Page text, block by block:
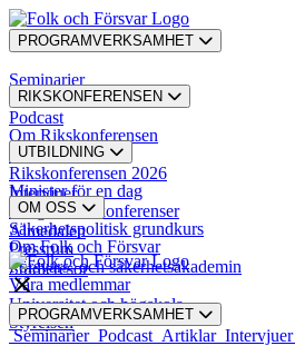
PROGRAMVERKSAMHET
Seminarier
Podcast
Artiklar
Intervjuer
Almedalen
Studieresor
RIKSKONFERENSEN
Om Rikskonferensen
Rikskonferensen 2026
Tidigare rikskonferenser
Pressrum
UTBILDNING
Minister för en dag
Säkerhetspolitisk grundkurs
Försvars- och säkerhetsakademin
Universitet och högskola
OM OSS
Om Folk och Försvar
Våra medlemmar
Styrelsen
PROGRAMVERKSAMHET
Seminarier Podcast Artiklar Intervjuer